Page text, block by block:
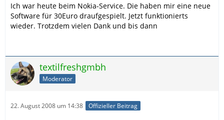
Ich war heute beim Nokia-Service. Die haben mir eine neue
Software für 30Euro draufgespielt. Jetzt funktionierts
wieder. Trotzdem vielen Dank und bis dann
textilfreshgmbh
Moderator
22. August 2008 um 14:38 Offizieller Beitrag